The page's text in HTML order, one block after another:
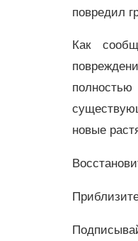
повредил
Как
новые